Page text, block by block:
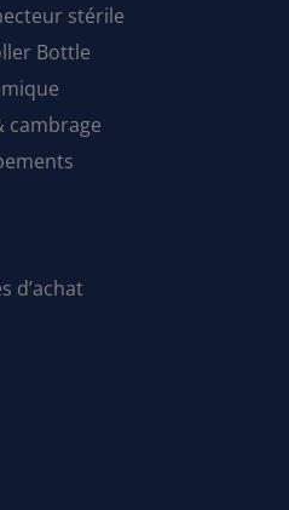
stérile
Bottle
cambrage
d’achat